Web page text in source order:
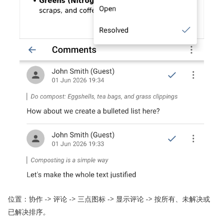
位置：协作 -> 评论 -> 三点图标 -> 显示评论 -> 按所有、未解决或
已解决排序。